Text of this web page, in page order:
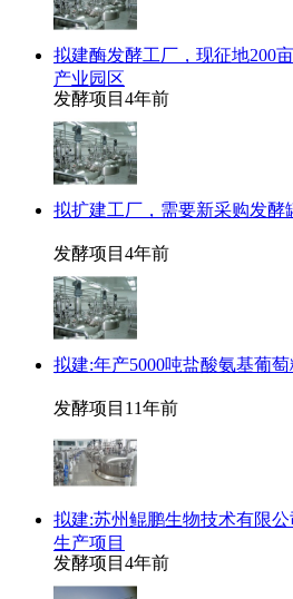
拟建酶发酵工厂，现征地200
产业园区
发酵项目 4年前
拟扩建工厂，需要新采购发酵
发酵项目 4年前
拟建:年产5000吨盐酸氨基葡
发酵项目 11年前
拟建:苏州鲲鹏生物技术有限
生产项目
发酵项目 4年前